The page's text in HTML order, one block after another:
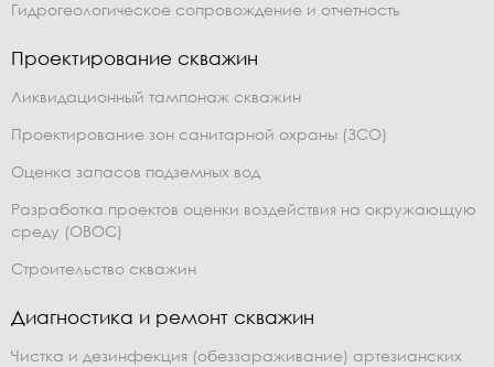
Гидрогеологическое сопровождение и отчетность
Проектирование скважин
Ликвидационный тампонаж скважин
Проектирование зон санитарной охраны (ЗСО)
Оценка запасов подземных вод
Разработка проектов оценки воздействия на окружающую
среду (ОВОС)
Строительство скважин
Диагностика и ремонт скважин
Чистка и дезинфекция (обеззараживание) артезианских